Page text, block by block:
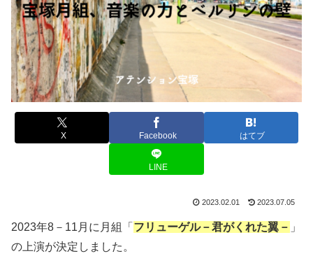
X Facebook はてブ
LINE
2023.02.01 2023.07.05
2023年8－11月に月組「 フリューゲル－君がくれた翼－ 」
の上演が決定しました。